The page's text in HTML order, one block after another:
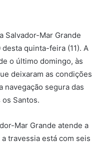
Salvador-Mar Grande
quinta-feira (11). A
o último domingo, às
deixaram as condições
navegação segura das
Santos.
Mar Grande atende a
travessia está com seis